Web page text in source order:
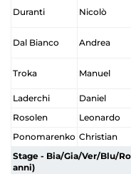
Duranti Nicolò
Dal Bianco Andrea
Troka Manuel
Laderchi Daniel
Rosolen
Leonardo
Ponomarenko Christian
Stage - Bia/Gia/Ver/Blu/
anni)